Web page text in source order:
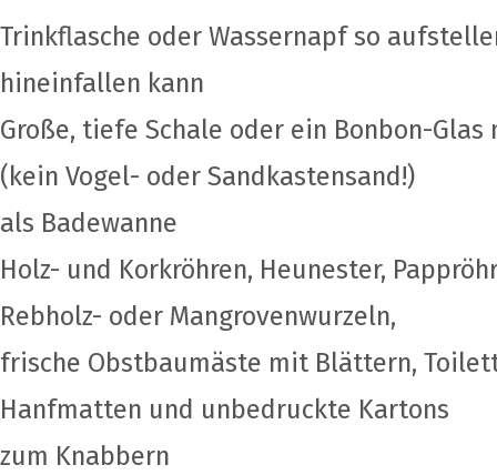
Trinkflasche oder Wassernapf so
hineinfallen kann
Große, tiefe Schale oder ein Bonbon-
(kein Vogel- oder Sandkastensand!)
als Badewanne
Holz- und Korkröhren, Heunester,
Rebholz- oder Mangrovenwurzeln,
frische Obstbaumäste mit Blättern,
Hanfmatten und unbedruckte Kartons
zum Knabbern